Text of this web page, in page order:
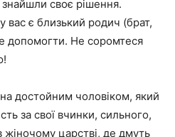
своє рішення.
вас є близький родич (брат,
допомогти. Не соромтеся
достойним чоловіком, який
за свої вчинки, сильного,
жіночому царстві, де дмуть